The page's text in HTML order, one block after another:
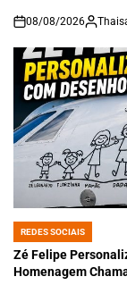
on
08/08/2026
POSTED
IN
REDES SOCIAIS
Zé Felipe
Homenagem